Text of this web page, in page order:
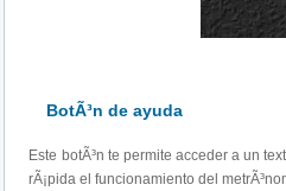
BotÃ³n de ayuda
Este botÃ³n te permite acceder a un
rÃ¡pida el funcionamiento del